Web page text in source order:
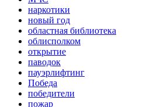
наркотики
новый год
областная библиотека
облисполком
открытие
паводок
пауэрлифтинг
Победа
победители
пожар